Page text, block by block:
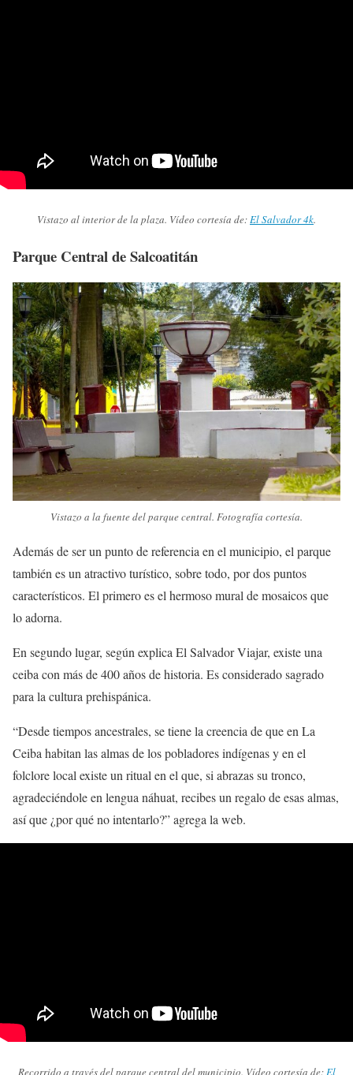
Vistazo al interior de la plaza. Vídeo cortesía de:El Salvador 4k.
Parque Central de Salcoatitán
Vistazo a la fuente del parque central. Fotografía cortesía.
Además de ser un punto de referencia en el municipio, el parque
también es un atractivo turístico, sobre todo, por dos puntos
característicos. El primero es el hermoso mural de mosaicos que
lo adorna.
En segundo lugar, según explica El Salvador Viajar, existe una
ceiba con más de 400 años de historia. Es considerado sagrado
para la cultura prehispánica.
“Desde tiempos ancestrales, se tiene la creencia de que en La
Ceiba habitan las almas de los pobladores indígenas y en el
folclore local existe un ritual en el que, si abrazas su tronco,
agradeciéndole en lengua náhuat, recibes un regalo de esas almas,
así que ¿por qué no intentarlo?” agrega la web.